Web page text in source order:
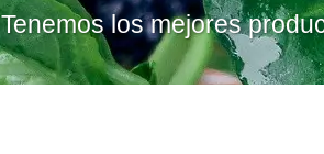
Tenemos los mejores